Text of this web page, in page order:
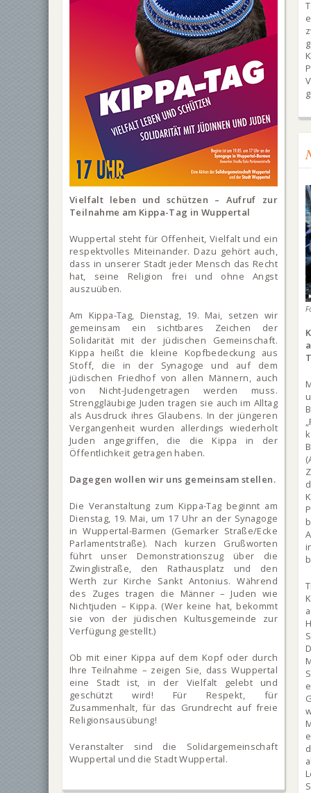
Vielfalt leben und schützen – Aufruf zur
Teilnahme am Kippa-Tag in Wuppertal
Wuppertal steht für Offenheit, Vielfalt und ein
respektvolles Miteinander. Dazu gehört auch,
dass in unserer Stadt jeder Mensch das Recht
hat, seine Religion frei und ohne Angst
auszuüben.
Am Kippa-Tag, Dienstag, 19. Mai, setzen wir
gemeinsam ein sichtbares Zeichen der
Solidarität mit der jüdischen Gemeinschaft.
Kippa heißt die kleine Kopfbedeckung aus
Stoff, die in der Synagoge und auf dem
jüdischen Friedhof von allen Männern, auch
von Nicht-Judengetragen werden muss.
Strenggläubige Juden tragen sie auch im Alltag
als Ausdruck ihres Glaubens. In der jüngeren
Vergangenheit wurden allerdings wiederholt
Juden angegriffen, die die Kippa in der
Öffentlichkeit getragen haben.
Dagegen wollen wir uns gemeinsam stellen.
Die Veranstaltung zum Kippa-Tag beginnt am
Dienstag, 19. Mai, um 17 Uhr an der Synagoge
in Wuppertal-Barmen (Gemarker Straße/Ecke
Parlamentstraße). Nach kurzen Grußworten
führt unser Demonstrationszug über die
Zwinglistraße, den Rathausplatz und den
Werth zur Kirche Sankt Antonius. Während
des Zuges tragen die Männer – Juden wie
Nichtjuden – Kippa. (Wer keine hat, bekommt
sie von der jüdischen Kultusgemeinde zur
Verfügung gestellt.)
Ob mit einer Kippa auf dem Kopf oder durch
Ihre Teilnahme – zeigen Sie, dass Wuppertal
eine Stadt ist, in der Vielfalt gelebt und
geschützt wird! Für Respekt, für
Zusammenhalt, für das Grundrecht auf freie
Religionsausübung!
Veranstalter sind die Solidargemeinschaft
Wuppertal und die Stadt Wuppertal.